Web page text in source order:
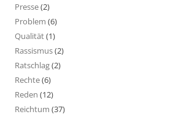
Presse(2)
Problem (6)
Qualität(1)
Rassismus(2)
Ratschlag(2)
Rechte(6)
Reden (12)
Reichtum (37)